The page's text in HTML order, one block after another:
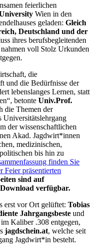
feierlichen
Wien in den
geladen: Gleich
Deutschland und der
ihres berufsbegleitenden
voll Stolz Urkunden
die
und die Bedürfnisse der
lebenslanges Lernen, statt
betonte Univ.Prof.
die Themen der
Universitätslehrgang
der wissenschaftlichen
Akad. Jagdwirt*innen
medizinischen,
bis hin zu
finden Sie
Feier präsentierten
sind auf
verfügbar.
erst vor Ort gelüftet: Tobias
Jahrgangsbeste und
Kaliber .308 entgegen,
jagdschein.at, welche seit
Jagdwirt*in besteht.